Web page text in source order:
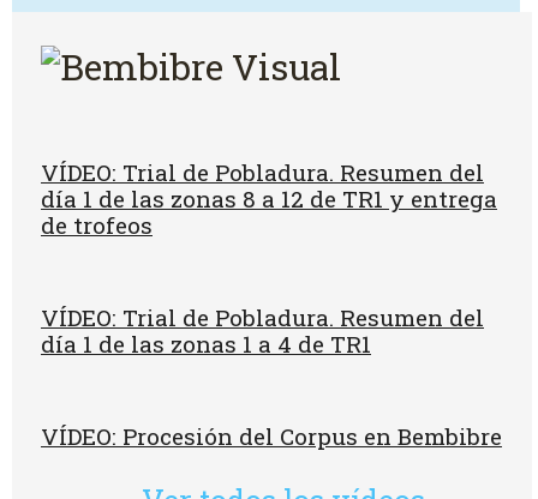
VÍDEO: Trial de Pobladura. Resumen del
día 1 de las zonas 8 a 12 de TR1 y entrega
de trofeos
VÍDEO: Trial de Pobladura. Resumen del
día 1 de las zonas 1 a 4 de TR1
VÍDEO: Procesión del Corpus en Bembibre